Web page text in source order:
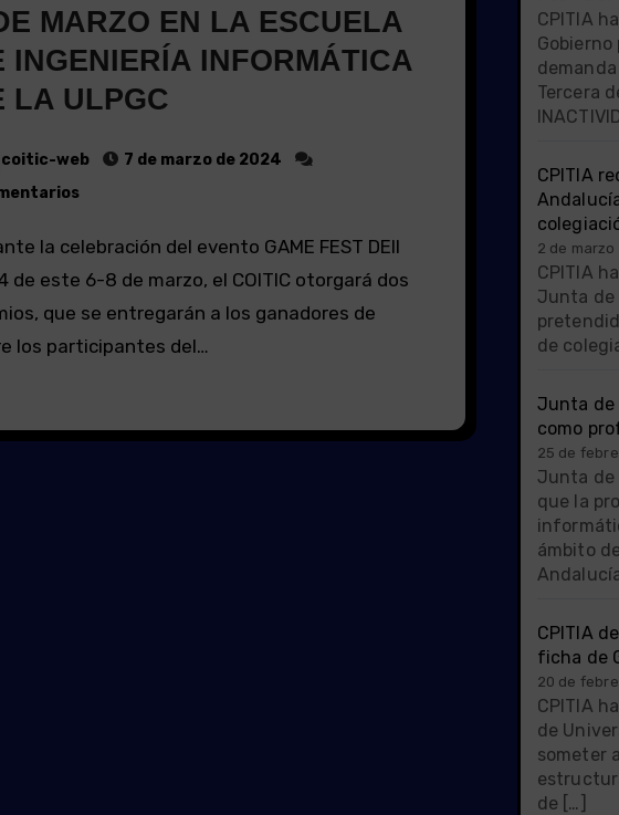
MARZO EN LA ESCUELA
INGENIERÍA INFORMÁTICA
LA ULPGC
coitic-web
7 de marzo de 2024
de este 6-8 de marzo, el COITIC otorgará dos
que se entregarán a los ganadores de
los participantes del…
CPITIA
Tercera
CPITIA
2 de
CPITIA
Junta de
de
Junta de
como
25 de
Junta de
que la
ámbito
CPITIA
ficha de
20 de
CPITIA
de
someter
de […]